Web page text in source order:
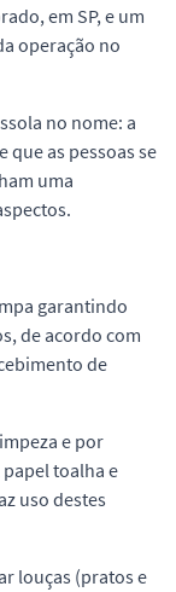
em SP, e um
operação no
no nome: a
as pessoas se
uma
garantindo
de acordo com
de
e por
toalha e
uso destes
louças (pratos e